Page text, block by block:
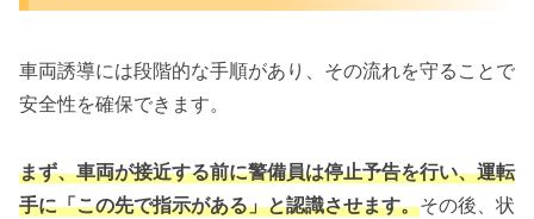
車両誘導には段階的な手順があり、その流れを守ることで
安全性を確保できます。
まず、車両が接近する前に警備員は停止予告を行い、運転
手に「この先で指示がある」と認識させます。その後、状